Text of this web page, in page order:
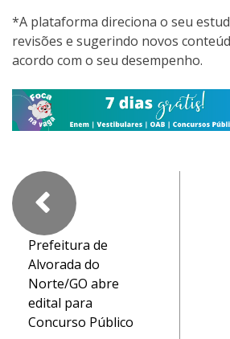
*A plataforma direciona o seu
revisões e sugerindo novos
acordo com o seu desempenho.
Prefeitura de
Alvorada do
Norte/GO abre
edital para
Concurso Público